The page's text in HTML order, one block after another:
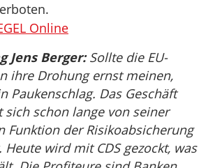
Online
Jens Berger:Sollte die EU-
ihre Drohung ernst meinen,
Paukenschlag. Das Geschäft
sich schon lange von seiner
Funktion der Risikoabsicherung
wird mit CDS gezockt, was